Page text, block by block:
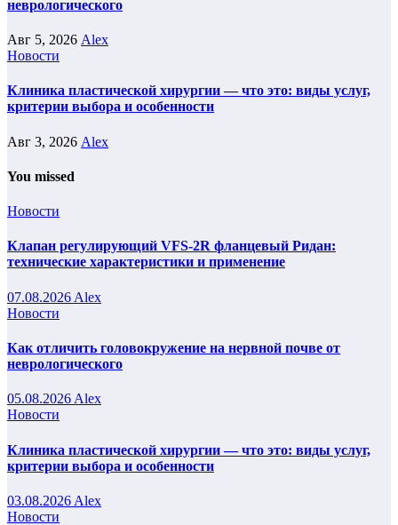
неврологического
Авг 5, 2026 Alex
Новости
Клиника пластической хирургии — что это: виды услуг,
критерии выбора и особенности
Авг 3, 2026 Alex
You missed
Новости
Клапан регулирующий VFS-2R фланцевый Ридан:
технические характеристики и применение
07.08.2026 Alex
Новости
Как отличить головокружение на нервной почве от
неврологического
05.08.2026 Alex
Новости
Клиника пластической хирургии — что это: виды услуг,
критерии выбора и особенности
03.08.2026 Alex
Новости